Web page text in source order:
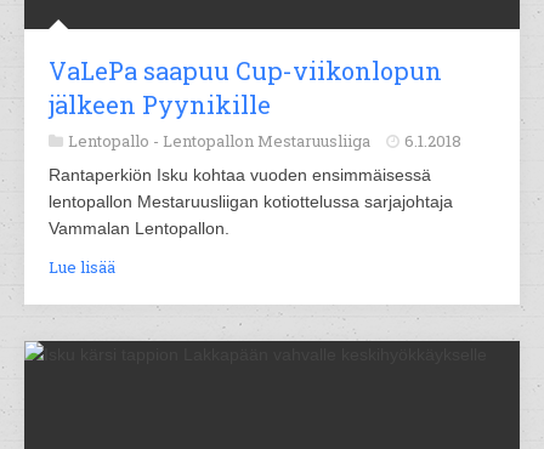
VaLePa saapuu Cup-viikonlopun
jälkeen Pyynikille
Lentopallo - Lentopallon Mestaruusliiga 6.1.2018
Rantaperkiön Isku kohtaa vuoden ensimmäisessä
lentopallon Mestaruusliigan kotiottelussa sarjajohtaja
Vammalan Lentopallon.
Lue lisää